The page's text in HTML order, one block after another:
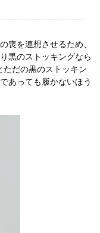
喪を連想させるため、
黒のストッキングなら
だの黒のストッキン
あっても履かないほう